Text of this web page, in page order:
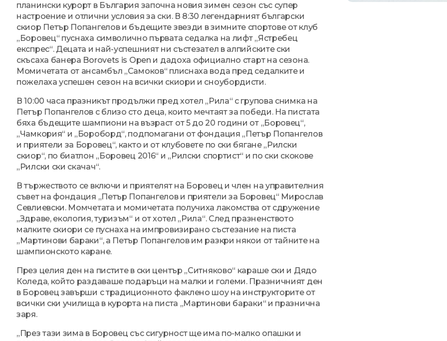
планински курорт в България започна новия зимен сезон със супер
настроение и отлични условия за ски. В 8:30 легендарният български
скиор Петър Попангелов и бъдещите звезди в зимните спортове от клуб
„Боровец“ пуснаха символично първата седалка на лифт „Ястребец
експрес“. Децата и най-успешният ни състезател в алпийските ски
скъсаха банера Borovets is Open и дадоха официално старт на сезона.
Момичетата от ансамбъл „Самоков“ плиснаха вода пред седалките и
пожелаха успешен сезон на всички скиори и сноубордисти.
В 10:00 часа празникът продължи пред хотел „Рила“ с групова снимка на
Петър Попангелов с близо сто деца, които мечтаят за победи. На пистата
бяха бъдещите шампиони на възраст от 5 до 20 години от „Боровец“,
„Чамкория“ и „Бороборд“, подпомагани от фондация „Петър Попангелов
и приятели за Боровец“, както и от клубовете по ски бягане „Рилски
скиор“, по биатлон „Боровец 2016“ и „Рилски спортист“ и по ски скокове
„Рилски ски скачач“.
В тържеството се включи и приятелят на Боровец и член на управителния
съвет на фондация „Петър Попангелов и приятели за Боровец“ Мирослав
Севлиевски. Момчетата и момичетата получиха лакомства от сдружение
„Здраве, екология, туризъм“ и от хотел „Рила“. След празненството
малките скиори се пуснаха на импровизирано състезание на писта
„Мартинови бараки“, а Петър Попангелов им разкри някои от тайните на
шампионското каране.
През целия ден на пистите в ски център „Ситняково“ караше ски и Дядо
Коледа, който раздаваше подаръци на малки и големи. Празничният ден
в Боровец завърши с традиционното факлено шоу на инструкторите от
всички ски училища в курорта на писта „Мартинови бараки“ и празнична
заря.
„През тази зима в Боровец със сигурност ще има по-малко опашки и